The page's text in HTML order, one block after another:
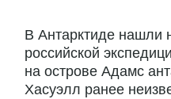
В Антарктиде нашли
российской
на острове Адамс
Хасуэлл ранее